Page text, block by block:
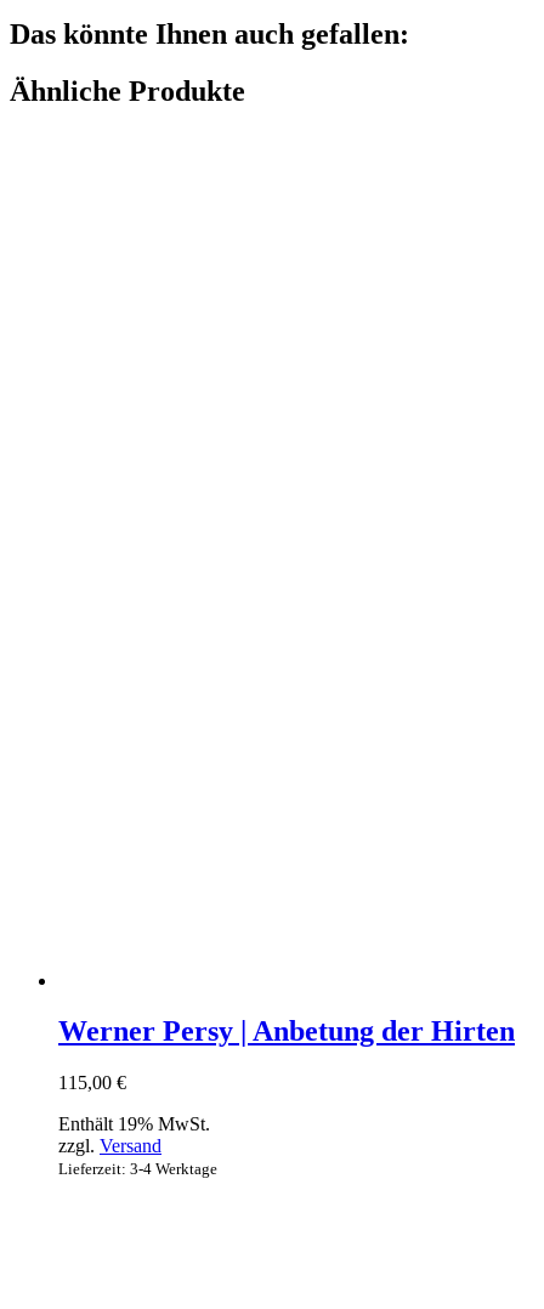
Das könnte Ihnen auch gefallen:
Ähnliche Produkte
Werner Persy | Anbetung der Hirten
115,00 €
Enthält 19% MwSt.
zzgl. Versand
Lieferzeit: 3-4 Werktage